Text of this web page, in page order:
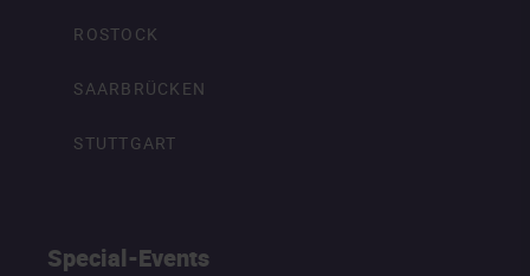
ROSTOCK
SAARBRÜCKEN
STUTTGART
Special-Events